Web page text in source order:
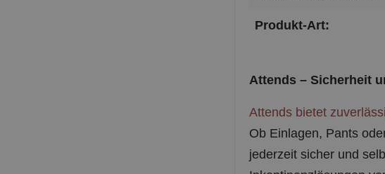
Produkt-Art:
Attends – Sicherheit
Attends bietet
Ob Einlagen, Pants
jederzeit sicher und